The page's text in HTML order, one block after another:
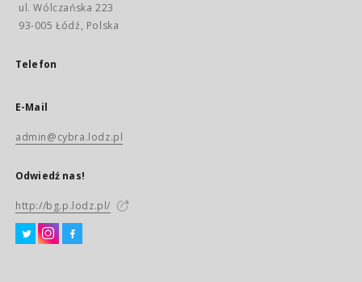
ul. Wólczańska 223
93-005 Łódź, Polska
Telefon
E-Mail
admin@cybra.lodz.pl
Odwiedź nas!
http://bg.p.lodz.pl/